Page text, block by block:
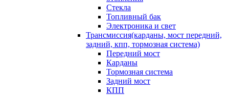
Стекла
Топливный бак
Электроника и свет
Трансмиссия(карданы, мост передний,
задний, кпп, тормозная система)
Передний мост
Карданы
Тормозная система
Задний мост
КПП